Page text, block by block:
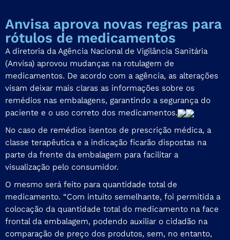
Anvisa aprova novas regras para
rótulos de medicamentos
A diretoria da Agência Nacional de Vigilância Sanitária
(Anvisa) aprovou mudanças na rotulagem de
medicamentos. De acordo com a agência, as alterações
visam deixar mais claras as informações sobre os
remédios nas embalagens, garantindo a segurança do
paciente e o uso correto dos medicamentos.
No caso de remédios isentos de prescrição médica, a
classe terapêutica e a indicação ficarão dispostas na
parte da frente da embalagem para facilitar a
visualização pelo consumidor.
O mesmo será feito para quantidade total de
medicamento. “Com intuito semelhante, foi permitida a
colocação da quantidade total do medicamento na face
frontal da embalagem, podendo auxiliar o cidadão na
comparação de preço dos produtos, sem, no entanto,